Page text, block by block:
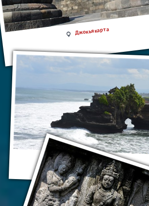
Джокьякарта
Храм Пура Танах-Лот